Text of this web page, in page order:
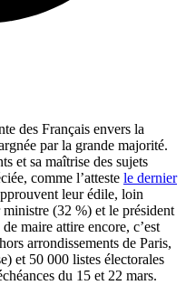
des Français envers la
par la grande majorité.
et sa maîtrise des sujets
comme l’atteste le dernier
leur édile, loin
(32 %) et le président
maire attire encore, c’est
arrondissements de Paris,
et 50 000 listes électorales
du 15 et 22 mars.